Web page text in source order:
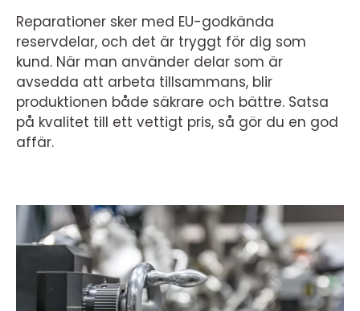
Reparationer sker med EU-godkända
reservdelar, och det är tryggt för dig som
kund. När man använder delar som är
avsedda att arbeta tillsammans, blir
produktionen både säkrare och bättre. Satsa
på kvalitet till ett vettigt pris, så gör du en god
affär.